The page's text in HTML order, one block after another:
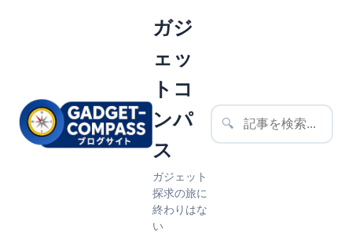
ガジ
ェッ
トコ
ンパ
ス
ガジェット
探求の旅に
終わりはな
い
🔍